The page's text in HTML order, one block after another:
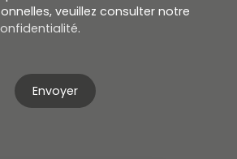
veuillez consulter notre
.
Envoyer